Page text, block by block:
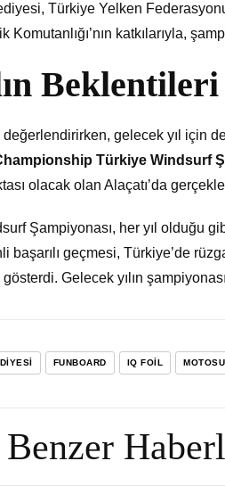
Türkiye Yelken
Komutanlığı’nın katkılarıyla,
Beklentileri
değerlendirirken, gelecek yıl için
Türkiye Windsurf
olacak olan Alaçatı’da
Şampiyonası, her yıl olduğu
başarılı geçmesi, Türkiye’de
Gelecek yılın
FUNBOARD IQ FOIL
Benzer